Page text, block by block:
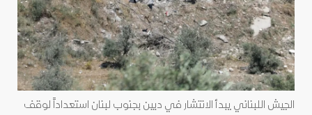
الجيش اللبناني يبدأ الانتشار في دبين بجنوب لبنان استعداداً لوقف